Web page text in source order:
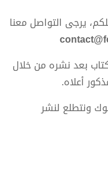
يرجى التواصل معنا
بعد نشره من خلال
أعلاه.
ونتطلع لنشر